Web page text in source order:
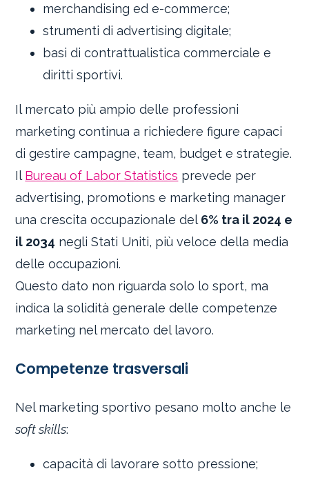
merchandising ed e-commerce;
strumenti di advertising digitale;
basi di contrattualistica commerciale e
diritti sportivi.
Il mercato più ampio delle professioni
marketing continua a richiedere figure capaci
di gestire campagne, team, budget e strategie.
IlBureau of Labor Statistics prevede per
advertising, promotions e marketing manager
una crescita occupazionale del6% tra il 2024 e
il 2034 negli Stati Uniti, più veloce della media
delle occupazioni.
Questo dato non riguarda solo lo sport, ma
indica la solidità generale delle competenze
marketing nel mercato del lavoro.
Competenze trasversali
Nel marketing sportivo pesano molto anche le
soft skills:
capacità di lavorare sotto pressione;